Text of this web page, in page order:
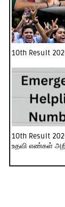
10th Result
10th Result
உதவி எண்கள்